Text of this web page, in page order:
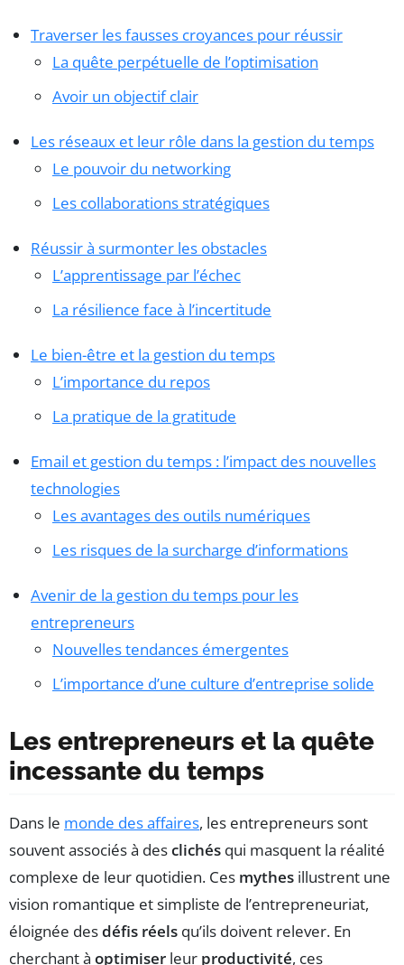
Traverser les fausses croyances pour réussir
La quête perpétuelle de l’optimisation
Avoir un objectif clair
Les réseaux et leur rôle dans la gestion du temps
Le pouvoir du networking
Les collaborations stratégiques
Réussir à surmonter les obstacles
L’apprentissage par l’échec
La résilience face à l’incertitude
Le bien-être et la gestion du temps
L’importance du repos
La pratique de la gratitude
Email et gestion du temps : l’impact des nouvelles
technologies
Les avantages des outils numériques
Les risques de la surcharge d’informations
Avenir de la gestion du temps pour les
entrepreneurs
Nouvelles tendances émergentes
L’importance d’une culture d’entreprise solide
Les entrepreneurs et la quête
incessante du temps
Dans le monde des affaires, les entrepreneurs sont
souvent associés à desclichés qui masquent la réalité
complexe de leur quotidien. Ces mythes illustrent une
vision romantique et simpliste de l’entrepreneuriat,
éloignée desdéfis réels qu’ils doivent relever. En
cherchant à optimiser leur productivité, ces